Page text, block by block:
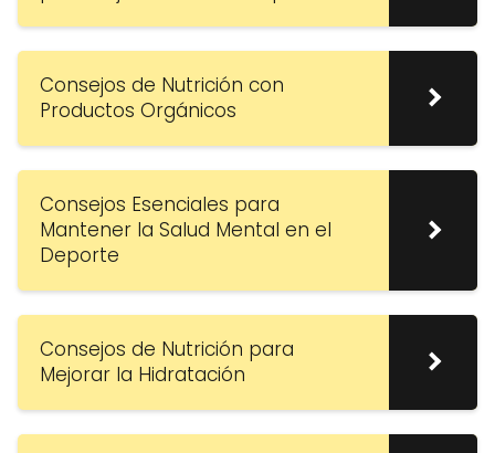
Consejos de Nutrición con
Productos Orgánicos
Consejos Esenciales para
Mantener la Salud Mental en el
Deporte
Consejos de Nutrición para
Mejorar la Hidratación